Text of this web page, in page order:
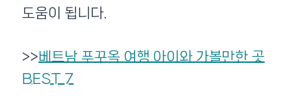
도움이 됩니다.
>>베트남 푸꾸옥 여행 아이와 가볼만한 곳
BEST 7